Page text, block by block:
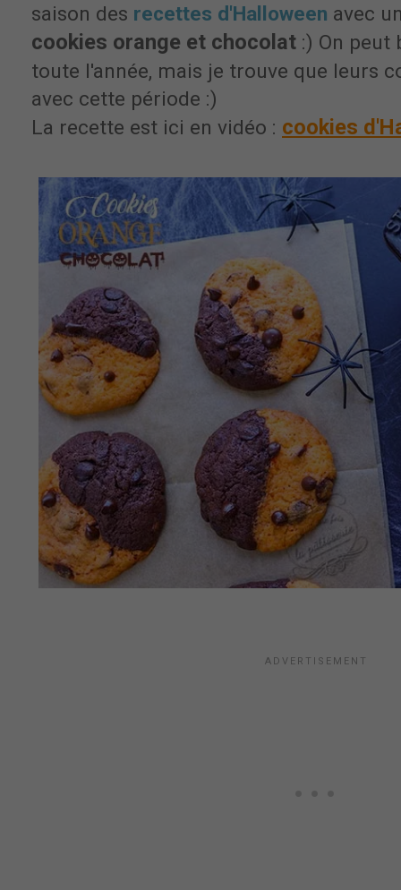
saison des recettes d'Halloween avec
cookies orange et chocolat :) On peut
toute l'année, mais je trouve que leurs
avec cette période :)
La recette est ici en vidéo : cookies